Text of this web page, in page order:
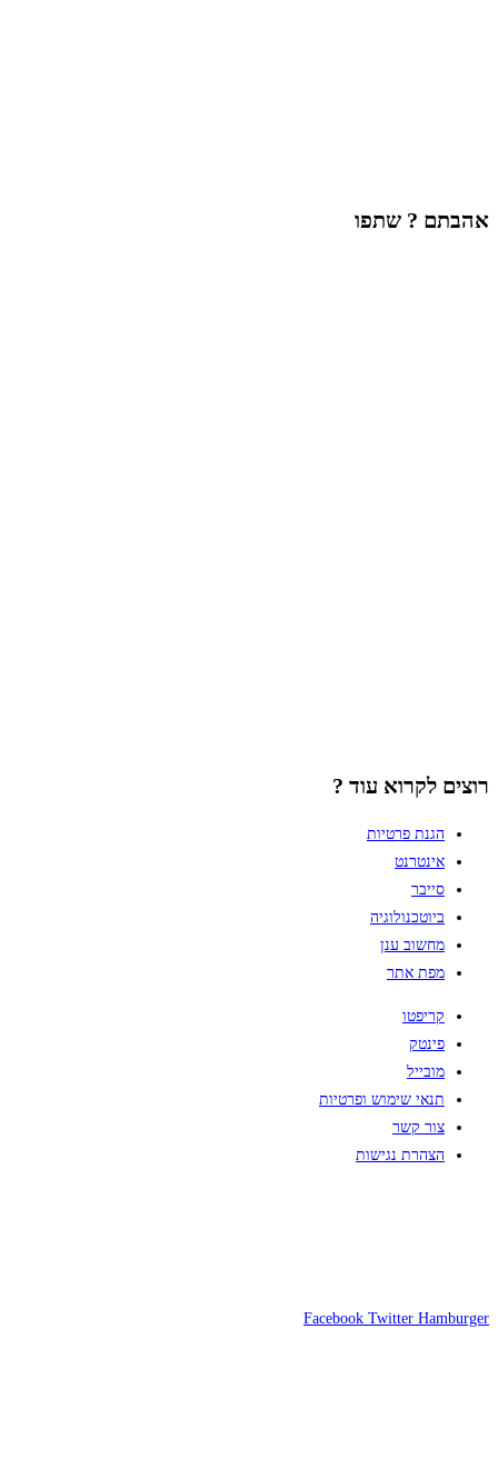
אהבתם ? שתפו
רוצים לקרוא עוד ?
הגנת פרטיות
אינטרנט
סייבר
ביוטכנולוגיה
מחשוב ענן
מפת אתר
קריפטו
פינטק
מובייל
תנאי שימוש ופרטיות
צור קשר
הצהרת נגישות
Facebook Twitter Hamburger